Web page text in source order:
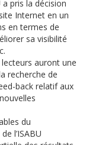
pris la décision
Internet en un
en termes de
sa visibilité
auront une
recherche de
back relatif aux
du
l’ISABU